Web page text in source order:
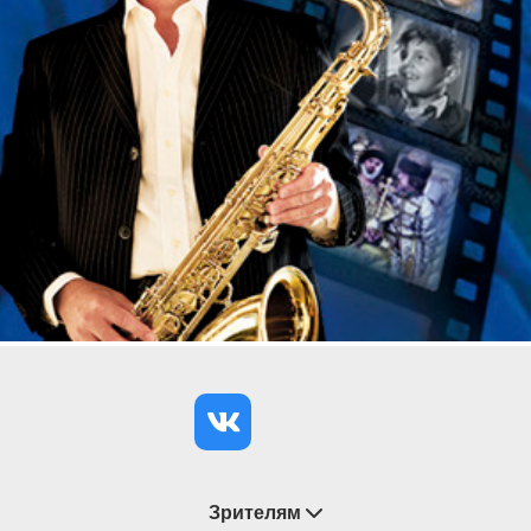
сделав концерт понятным и увлекательным для
детей и взрослых.
ИСПОЛНИТЕЛИ
: Мария Болконская (виолончель),
Елена Филипович (фортепиано).
Зрителям